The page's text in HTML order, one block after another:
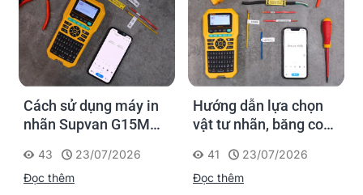
in
Hướng dẫn lựa chọn
vật tư nhãn, băng co
Supvan G15M Pro
41
23/07/2026
Đọc thêm
Cách chọn ống co
nhiệt HZSE cho
361
20/01/2026
Đọc thêm